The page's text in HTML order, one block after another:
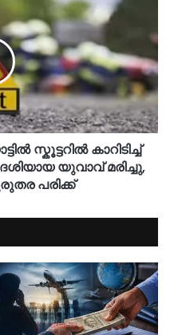
സ്കൂട്ടറിൽ കാറിടിച്ച്
യുവാവ് മരിച്ചു,
പരിക്ക്